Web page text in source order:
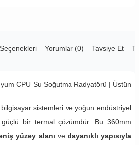
Yorumlar (0) Tavsiye Et
CPU Su Soğutma Radyatörü | Üstün
sistemleri ve yoğun endüstriyel
güçlü bir termal çözümdür. Bu 360mm
yüzey alanı ve dayanıklı yapısıyla